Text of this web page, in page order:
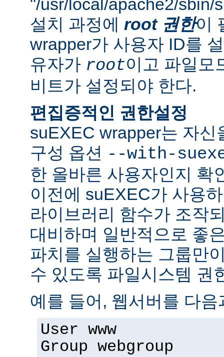
"/usr/local/apache2/sbin/
설치 과정에 root 권한이
wrapper가 사용자 ID를
유자가 root이고 파일모
비트가 설정되야 한다.
편집증적인 권한설정
suEXEC wrapper는 자신
구성 옵션 --with-
한 올바른 사용자인지 확
이전에 suEXEC가 사용
라이브러리 함수가 조작
대비하며 일반적으로 좋
파치를 실행하는 그룹만
수 있도록 파일시스템 권
예를 들어, 웹서버를 다
User www
Group webgroup